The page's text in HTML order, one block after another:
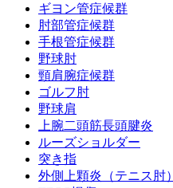
ギヨン管症候群
肘部管症候群
手根管症候群
野球肘
頸肩腕症候群
ゴルフ肘
野球肩
上腕二頭筋長頭腱炎
ルーズショルダー
突き指
外側上顆炎（テニス肘）